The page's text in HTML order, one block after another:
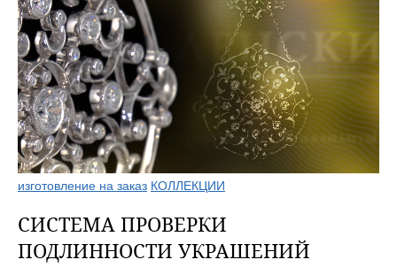
изготовление на заказ КОЛЛЕКЦИИ
СИСТЕМА ПРОВЕРКИ
ПОДЛИННОСТИ УКРАШЕНИЙ